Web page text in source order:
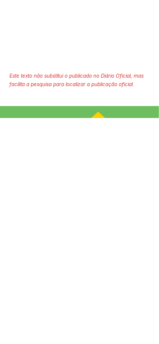
Este texto não substitui o publicado no Diário Oficial, mas
facilita a pesquisa para localizar a publicação oficial.